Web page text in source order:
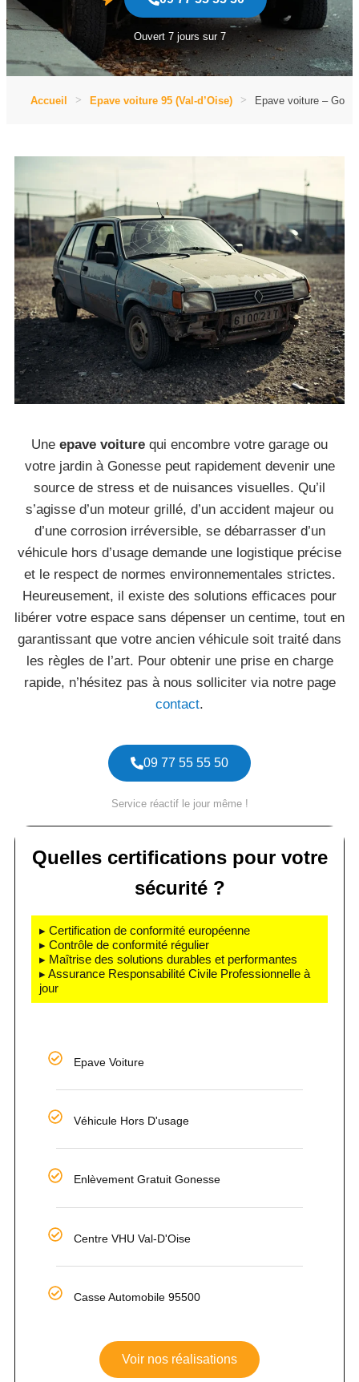
Ouvert 7 jours sur 7
Accueil Epave voiture 95 (Val-d’Oise) Epave voiture –
Une epave voiture qui encombre votre garage ou
votre jardin à Gonesse peut rapidement devenir une
source de stress et de nuisances visuelles. Qu’il
s’agisse d’un moteur grillé, d’un accident majeur ou
d’une corrosion irréversible, se débarrasser d’un
véhicule hors d’usage demande une logistique précise
et le respect de normes environnementales strictes.
Heureusement, il existe des solutions efficaces pour
libérer votre espace sans dépenser un centime, tout en
garantissant que votre ancien véhicule soit traité dans
les règles de l’art. Pour obtenir une prise en charge
rapide, n’hésitez pas à nous solliciter via notre page
contact.
09 77 55 55 50
Service réactif le jour même !
Quelles certifications pour votre
sécurité ?
▸ Certification de conformité européenne
▸ Contrôle de conformité régulier
▸ Maîtrise des solutions durables et performantes
▸ Assurance Responsabilité Civile Professionnelle à
jour
Epave Voiture
Véhicule Hors D'usage
Enlèvement Gratuit Gonesse
Centre VHU Val-D'Oise
Casse Automobile 95500
Voir nos réalisations